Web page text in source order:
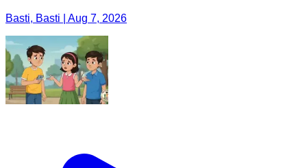
Basti, Basti | Aug 7, 2026